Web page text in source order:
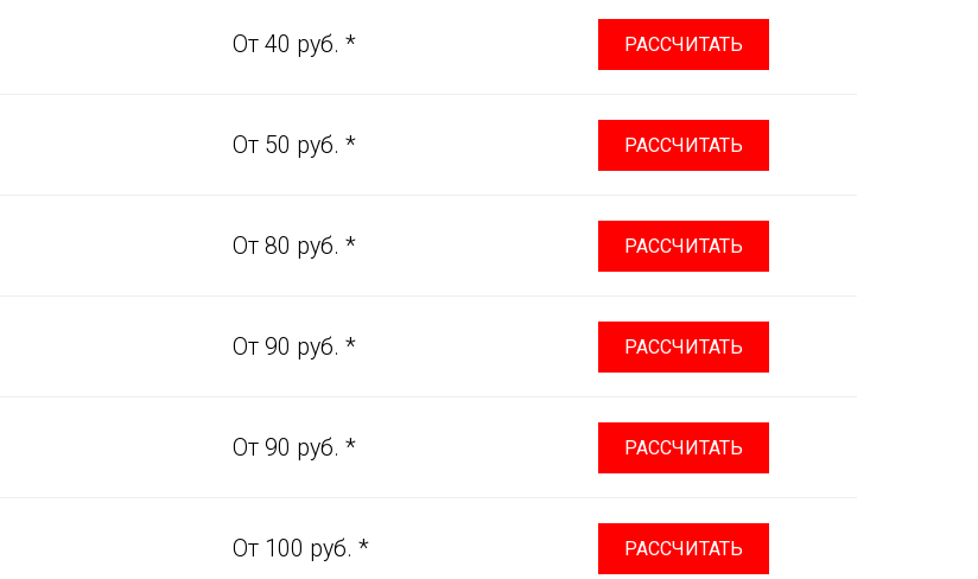
От 40 руб. * РАССЧИТАТЬ
От 50 руб. * РАССЧИТАТЬ
От 80 руб. * РАССЧИТАТЬ
От 90 руб. * РАССЧИТАТЬ
От 90 руб. * РАССЧИТАТЬ
От 100 руб. * РАССЧИТАТЬ